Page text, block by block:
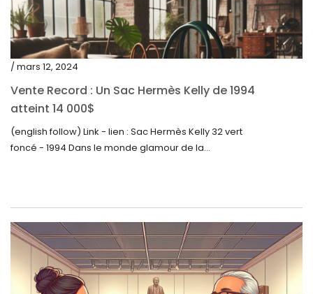
juillet 2022
juin 2022
mai 2022
mars 2022
février 2022
septembre 2021
août 2021
juillet 2021
juin 2021
/ mars 12, 2024
Vente Record : Un Sac Hermès Kelly de 1994
atteint 14 000$
(english follow) Link - lien : Sac Hermès Kelly 32 vert
foncé - 1994 Dans le monde glamour de la...